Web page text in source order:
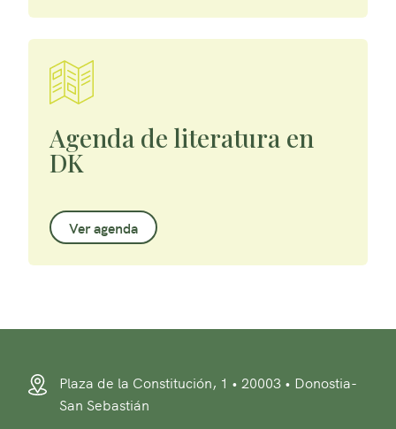
Agenda de literatura en
DK
Ver agenda
Plaza de la Constitución, 1 • 20003 • Donostia-
San Sebastián